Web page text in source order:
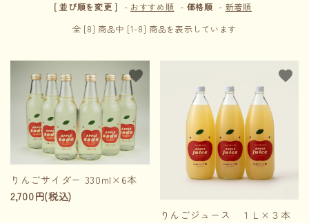
[ 並び順を変更 ] - おすすめ順 - 価格順 - 新着順
全 [8] 商品中 [1-8] 商品を表示しています
りんごサイダー 330ml×6本
2,700円(税込)
favorite
りんごジュース １Ｌ×３本
favorite